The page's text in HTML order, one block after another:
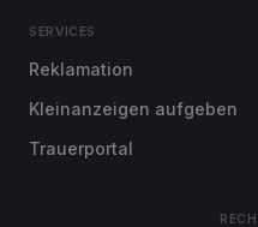
SERVICES
Reklamation
Kleinanzeigen aufgeben
Trauerportal